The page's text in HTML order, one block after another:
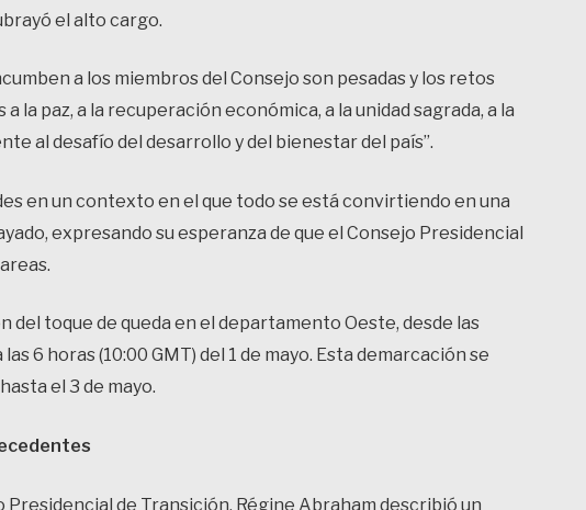
el alto cargo.
a los miembros del Consejo son pesadas y los retos
la paz, a la recuperación económica, a la unidad sagrada, a la
al desafío del desarrollo y del bienestar del país”.
en un contexto en el que todo se está convirtiendo en una
expresando su esperanza de que el Consejo Presidencial
del toque de queda en el departamento Oeste, desde las
6 horas (10:00 GMT) del 1 de mayo. Esta demarcación se
el 3 de mayo.
Presidencial de Transición, Régine Abraham describió un